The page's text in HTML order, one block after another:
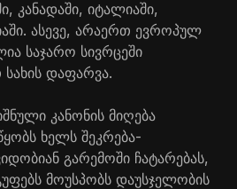
კანადაში, იტალიაში,
ასევე, არაერთ ევროპულ
საჯარო სივრცეში
დაფარვა.
კანონის მიღება
ხელს შეკრება-
გარემოში ჩატარებას,
მოუსპობს დაუსჯელობის